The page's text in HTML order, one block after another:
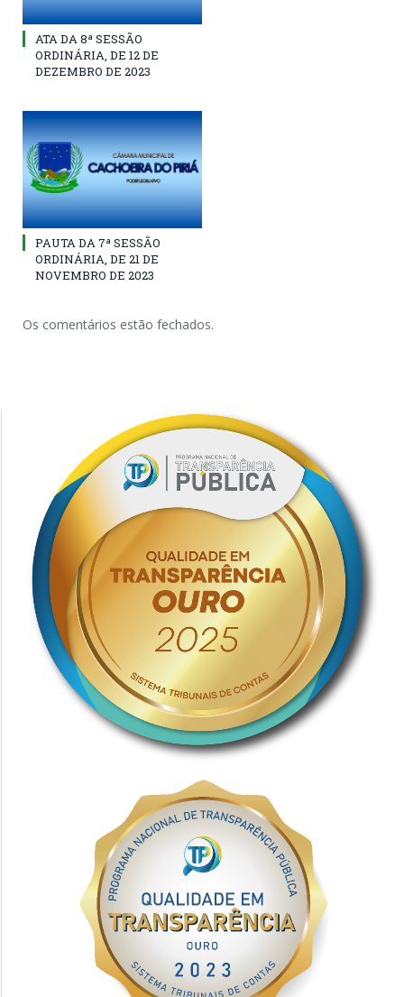
ATA DA 8ª SESSÃO
ORDINÁRIA, DE 12 DE
DEZEMBRO DE 2023
PAUTA DA 7ª SESSÃO
ORDINÁRIA, DE 21 DE
NOVEMBRO DE 2023
Os comentários estão fechados.